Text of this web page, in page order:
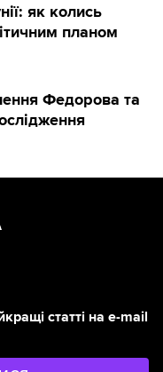
як колись
планом
Федорова та
статті на e-mail